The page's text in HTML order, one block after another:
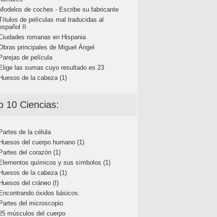
de coches - Escribe su fabricante
de películas mal traducidas al
II
romanas en Hispania
principales de Miguel Ángel
de película
las sumas cuyo resultado es 23
de la cabeza (1)
10 Ciencias:
de la célula
del cuerpo humano (1)
del corazón (1)
químicos y sus símbolos (1)
de la cabeza (1)
del cráneo (I)
óxidos básicos.
del microscopio
músculos del cuerpo